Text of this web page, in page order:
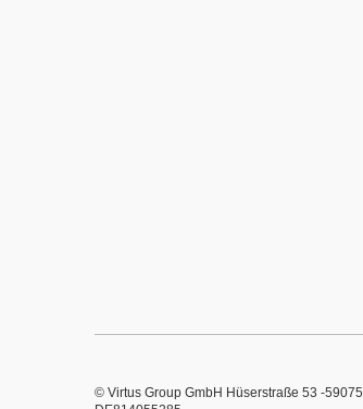
© Virtus Group GmbH Hüserstraße 53 -